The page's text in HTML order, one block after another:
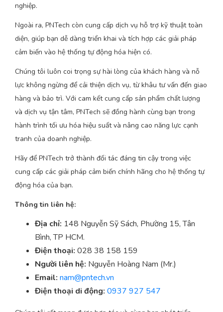
nghiệp.
Ngoài ra, PNTech còn cung cấp dịch vụ hỗ trợ kỹ thuật toàn
diện, giúp bạn dễ dàng triển khai và tích hợp các giải pháp
cảm biến vào hệ thống tự động hóa hiện có.
Chúng tôi luôn coi trọng sự hài lòng của khách hàng và nỗ
lực không ngừng để cải thiện dịch vụ, từ khâu tư vấn đến giao
hàng và bảo trì. Với cam kết cung cấp sản phẩm chất lượng
và dịch vụ tận tâm, PNTech sẽ đồng hành cùng bạn trong
hành trình tối ưu hóa hiệu suất và nâng cao năng lực cạnh
tranh của doanh nghiệp.
Hãy để PNTech trở thành đối tác đáng tin cậy trong việc
cung cấp các giải pháp cảm biến chính hãng cho hệ thống tự
động hóa của bạn.
Thông tin liên hệ:
Địa chỉ: 148 Nguyễn Sỹ Sách, Phường 15, Tân
Bình, TP HCM.
Điện thoại: 028 38 158 159
Người liên hệ: Nguyễn Hoàng Nam (Mr.)
Email: nam@pntech.vn
Điện thoại di động: 0937 927 547